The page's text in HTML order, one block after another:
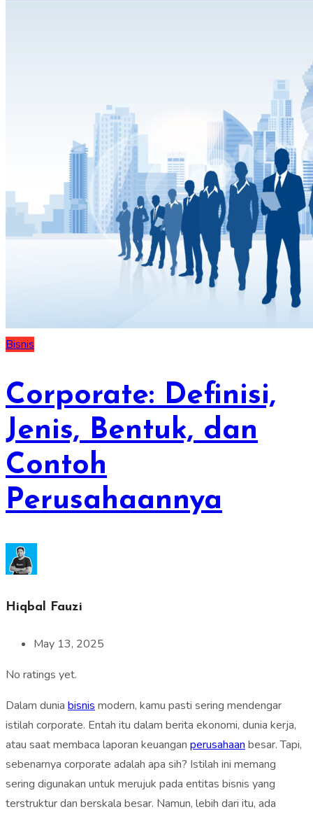
Bisnis
Corporate: Definisi,
Jenis, Bentuk, dan
Contoh
Perusahaannya
Hiqbal Fauzi
May 13, 2025
No ratings yet.
Dalam dunia bisnis modern, kamu pasti sering mendengar
istilah corporate. Entah itu dalam berita ekonomi, dunia kerja,
atau saat membaca laporan keuangan perusahaan besar. Tapi,
sebenarnya corporate adalah apa sih? Istilah ini memang
sering digunakan untuk merujuk pada entitas bisnis yang
terstruktur dan berskala besar. Namun, lebih dari itu, ada